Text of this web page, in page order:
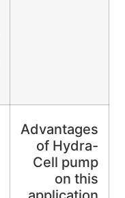
Advantages
of Hydra-
Cell pump
on this